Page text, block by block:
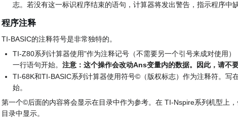
志。若没有这一标识程序结束的语句，计算器将发出警告，指示程序中
程序注释
TI-BASIC的注释符号是非常独特的。
TI-Z80系列计算器使用"作为注释记号（不需要另一个引号来成对使用
一行语句开始。注意：这个操作会改动Ans变量内的数据。因此，请不
TI-68K和TI-BASIC系列计算器使用符号©（版权标志）作为注释符。写
始。
第一个©后面的内容将会显示在目录中作为参考。在 TI-Nspire系列机型上
目录中显示。